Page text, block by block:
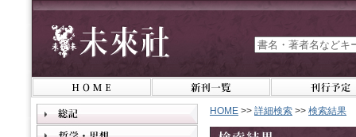
HOME >> 詳細検索 >> 検索結果